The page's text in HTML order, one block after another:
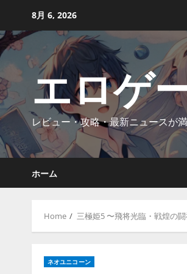
content
8月 6, 2026
エロゲ
レビュー・攻略・最新ニュースが
ホーム
Home 三極姫5 〜飛将光臨・戦煌の
ネオユニコーン